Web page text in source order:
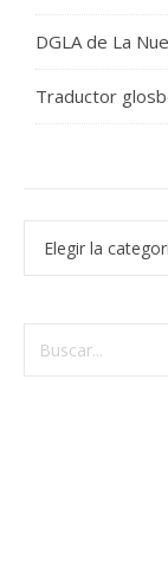
DGLA de La
Traductor